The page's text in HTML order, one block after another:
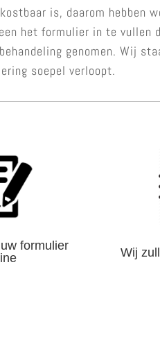
is, daarom hebben
het formulier in te vullen
genomen. Wij
soepel verloopt.
formulier
Wij